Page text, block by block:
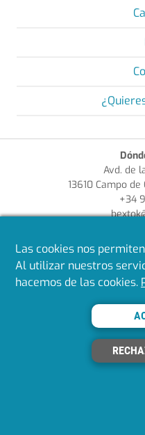
Avd. de
13610 Campo
+34
Las cookies nos
Al utilizar nuestros
hacemos de las cookies.